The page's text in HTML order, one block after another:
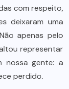
com respeito,
deixaram uma
apenas pelo
representar
nossa gente: a
perdido.